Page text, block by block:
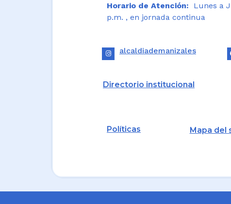
Horario de Atención: Lunes a
p.m. , en jornada continua
alcaldiademanizales
Directorio institucional
Políticas Mapa del